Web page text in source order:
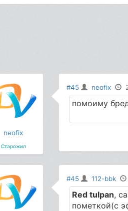
neofix
Старожил
#45 neofix
помоиму
#45 112-bbk
Red tulpan,
пометкой(с